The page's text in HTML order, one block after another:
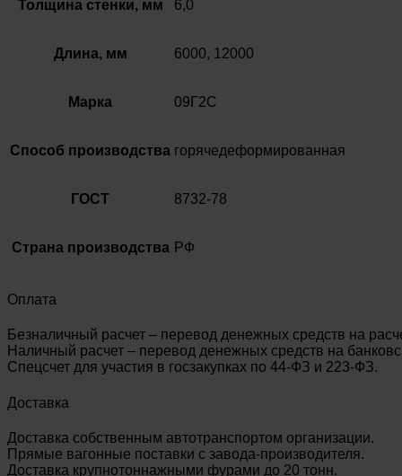
Толщина стенки, мм 6,0
Длина, мм 6000, 12000
Марка 09Г2С
Способ производства горячедеформированная
ГОСТ 8732-78
Страна производства РФ
Оплата
Безналичный расчет – перевод денежных средств на
Наличный расчет – перевод денежных средств на
Спецсчет для участия в госзакупках по 44-ФЗ и 223-ФЗ.
Доставка
Доставка собственным автотранспортом организации.
Прямые вагонные поставки с завода-производителя.
Доставка крупнотоннажными фурами до 20 тонн.